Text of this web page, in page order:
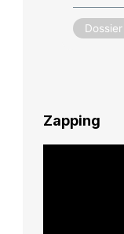
Dossier
Zapping